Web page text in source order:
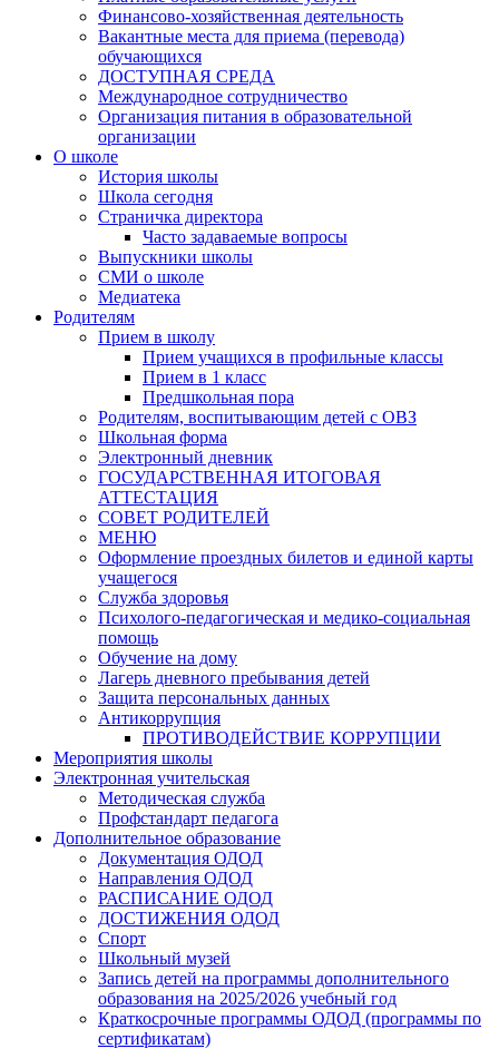
Финансово-хозяйственная деятельность
Вакантные места для приема (перевода)
обучающихся
ДОСТУПНАЯ СРЕДА
Международное сотрудничество
Организация питания в образовательной
организации
О школе
История школы
Школа сегодня
Страничка директора
Часто задаваемые вопросы
Выпускники школы
СМИ о школе
Медиатека
Родителям
Прием в школу
Прием учащихся в профильные классы
Прием в 1 класс
Предшкольная пора
Родителям, воспитывающим детей с ОВЗ
Школьная форма
Электронный дневник
ГОСУДАРСТВЕННАЯ ИТОГОВАЯ
АТТЕСТАЦИЯ
СОВЕТ РОДИТЕЛЕЙ
МЕНЮ
Оформление проездных билетов и единой карты
учащегося
Служба здоровья
Психолого-педагогическая и медико-социальная
помощь
Обучение на дому
Лагерь дневного пребывания детей
Защита персональных данных
Антикоррупция
ПРОТИВОДЕЙСТВИЕ КОРРУПЦИИ
Мероприятия школы
Электронная учительская
Методическая служба
Профстандарт педагога
Дополнительное образование
Документация ОДОД
Направления ОДОД
РАСПИСАНИЕ ОДОД
ДОСТИЖЕНИЯ ОДОД
Спорт
Школьный музей
Запись детей на программы дополнительного
образования на 2025/2026 учебный год
Краткосрочные программы ОДОД (программы по
сертификатам)